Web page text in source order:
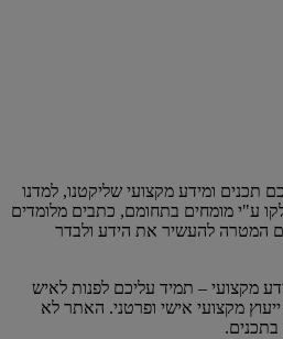
תכנים ומידע מקצועי שליקטנו, למדנו
ע"י מומחים בתחומם, כתבים מלומדים
המטרה להעשיר את הידע ולבדר
מקצועי – תמיד עליכם לפנות לאיש
מקצועי אישי ופרטני. האתר לא